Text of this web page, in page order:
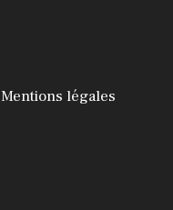
Mentions légales